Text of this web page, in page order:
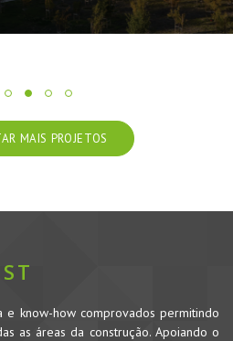
MAIS PROJETOS
e know-how comprovados permitindo
as áreas da construção. Apoiando o